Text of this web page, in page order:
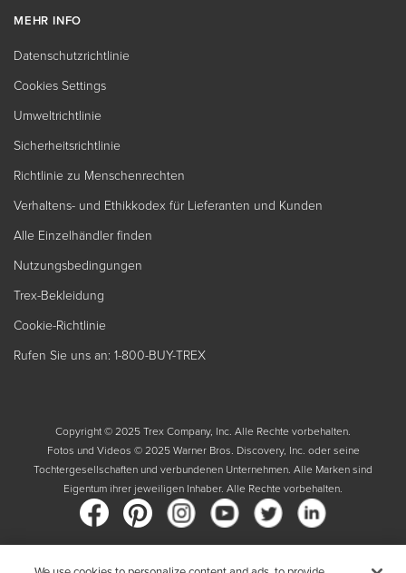
MEHR INFO
Datenschutzrichtlinie
Cookies Settings
Umweltrichtlinie
Sicherheitsrichtlinie
Richtlinie zu Menschenrechten
Verhaltens- und Ethikkodex für Lieferanten und Kunden
Alle Einzelhändler finden
Nutzungsbedingungen
Trex-Bekleidung
Cookie-Richtlinie
Rufen Sie uns an: 1-800-BUY-TREX
Copyright © 2025 Trex Company, Inc. Alle Rechte vorbehalten.
Fotos und Videos © 2025 Warner Bros. Discovery, Inc. oder seine
Tochtergesellschaften und verbundenen Unternehmen. Alle Marken sind
Eigentum ihrer jeweiligen Inhaber. Alle Rechte vorbehalten.